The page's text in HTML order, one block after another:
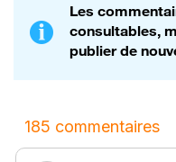
Les
consultables,
publier de